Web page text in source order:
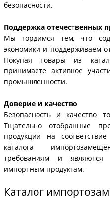
безопасности.
Поддержка отечественных
Мы гордимся тем, что
экономики и поддерживаем
Покупая товары из
принимаете активное
промышленности.
Доверие и качество
Безопасность и качество
Тщательно отобранные
продукции на
каталога
требованиям и являются
импортным продуктам.
Каталог